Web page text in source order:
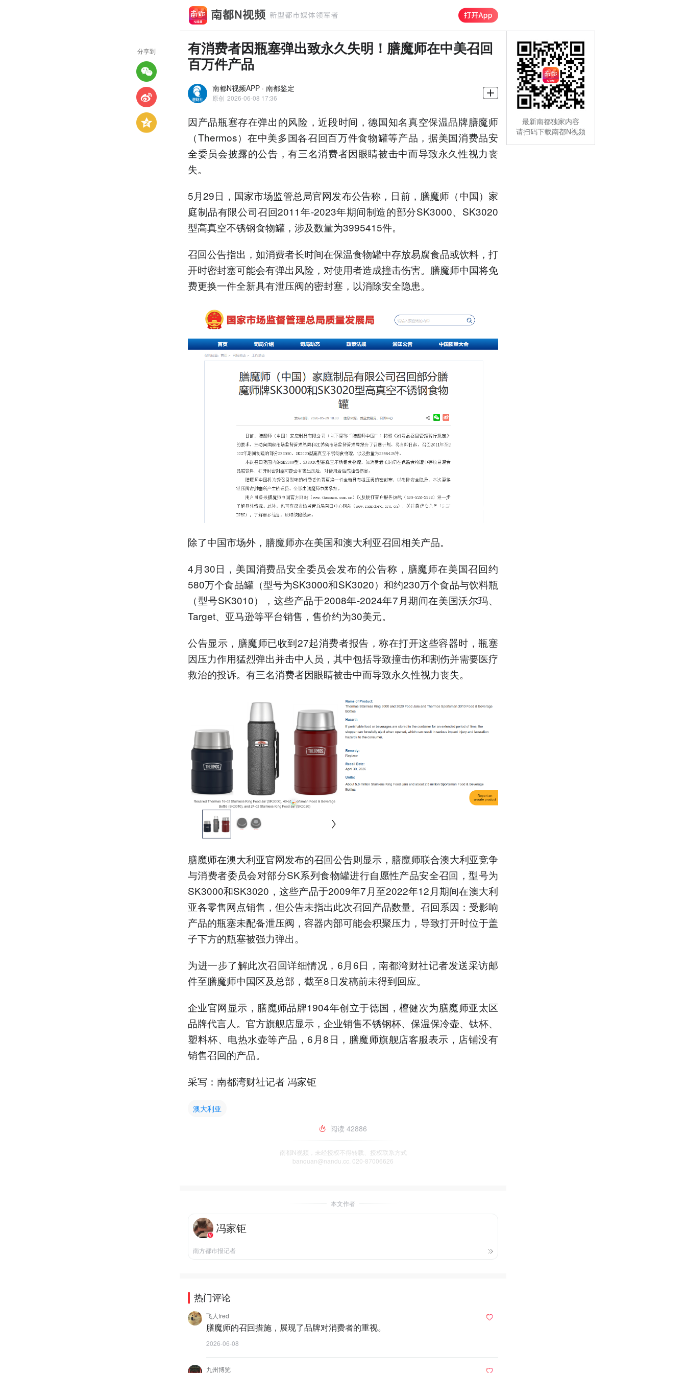
有消费者因瓶塞弹出致永久失明！膳魔师在中美召回
百万件产品
南都N视频APP · 南都鉴定
原创 2026-06-08 17:36
因产品瓶塞存在弹出的风险，近段时间，德国知名真空保温品牌膳魔师
（Thermos）在中美多国各召回百万件食物罐等产品，据美国消费品安
全委员会披露的公告，有三名消费者因眼睛被击中而导致永久性视力丧
失。
5月29日，国家市场监管总局官网发布公告称，日前，膳魔师（中国）家
庭制品有限公司召回2011年-2023年期间制造的部分SK3000、SK3020
型高真空不锈钢食物罐，涉及数量为3995415件。
召回公告指出，如消费者长时间在保温食物罐中存放易腐食品或饮料，打
开时密封塞可能会有弹出风险，对使用者造成撞击伤害。膳魔师中国将免
费更换一件全新具有泄压阀的密封塞，以消除安全隐患。
除了中国市场外，膳魔师亦在美国和澳大利亚召回相关产品。
4月30日，美国消费品安全委员会发布的公告称，膳魔师在美国召回约
580万个食品罐（型号为SK3000和SK3020）和约230万个食品与饮料瓶
（型号SK3010），这些产品于2008年-2024年7月期间在美国沃尔玛、
Target、亚马逊等平台销售，售价约为30美元。
公告显示，膳魔师已收到27起消费者报告，称在打开这些容器时，瓶塞
因压力作用猛烈弹出并击中人员，其中包括导致撞击伤和割伤并需要医疗
救治的投诉。有三名消费者因眼睛被击中而导致永久性视力丧失。
膳魔师在澳大利亚官网发布的召回公告则显示，膳魔师联合澳大利亚竞争
与消费者委员会对部分SK系列食物罐进行自愿性产品安全召回，型号为
SK3000和SK3020，这些产品于2009年7月至2022年12月期间在澳大利
亚各零售网点销售，但公告未指出此次召回产品数量。召回系因：受影响
产品的瓶塞未配备泄压阀，容器内部可能会积聚压力，导致打开时位于盖
子下方的瓶塞被强力弹出。
为进一步了解此次召回详细情况，6月6日，南都湾财社记者发送采访邮
件至膳魔师中国区及总部，截至8日发稿前未得到回应。
企业官网显示，膳魔师品牌1904年创立于德国，檀健次为膳魔师亚太区
品牌代言人。官方旗舰店显示，企业销售不锈钢杯、保温保冷壶、钛杯、
塑料杯、电热水壶等产品，6月8日，膳魔师旗舰店客服表示，店铺没有
销售召回的产品。
采写：南都湾财社记者 冯家钜
澳大利亚
阅读 42886
南都N视频，未经授权不得转载、授权联系方式
banquan@nandu.cc. 020-87006626
本文作者
冯家钜
南方都市报记者
热门评论
飞人fred
膳魔师的召回措施，展现了品牌对消费者的重视。
2026-06-08
九州博览
分享到
最新南都独家内容
请扫码下载南都N视频